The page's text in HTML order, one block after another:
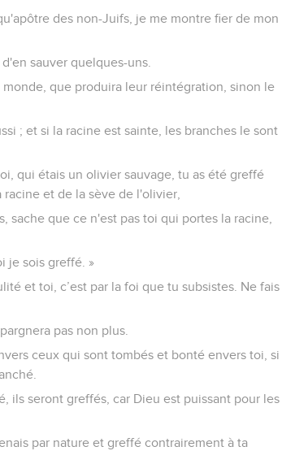
des non-Juifs, je me montre fier de mon
sauver quelques-uns.
que produira leur réintégration, sinon le
; et si la racine est sainte, les branches le sont
qui étais un olivier sauvage, tu as été greffé
et de la sève de l'olivier,
sache que ce n'est pas toi qui portes la racine,
je sois greffé. »
et toi, c’est par la foi que tu subsistes. Ne fais
pas non plus.
ceux qui sont tombés et bonté envers toi, si
ils seront greffés, car Dieu est puissant pour les
par nature et greffé contrairement à ta